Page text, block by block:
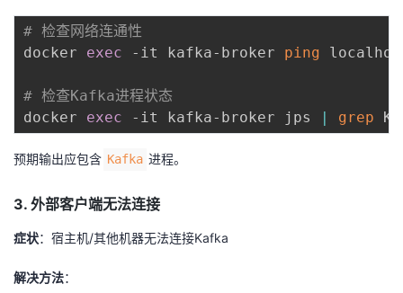
# 检查网络连通性
docker exec -it kafka-broker ping
# 检查Kafka进程状态
docker exec -it kafka-broker jps grep
预期输出应包含 Kafka 进程。
3. 外部客户端无法连接
症状：宿主机/其他机器无法连接Kafka
解决方法：